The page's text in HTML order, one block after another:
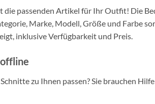
die passenden Artikel für Ihr Outfit! Die
Marke, Modell, Größe und Farbe
inklusive Verfügbarkeit und Preis.
zu Ihnen passen? Sie brauchen